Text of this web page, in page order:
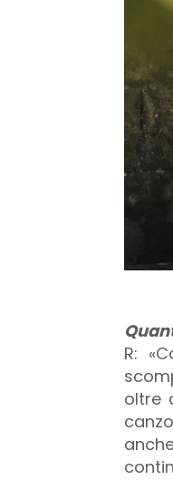
R:
oltre